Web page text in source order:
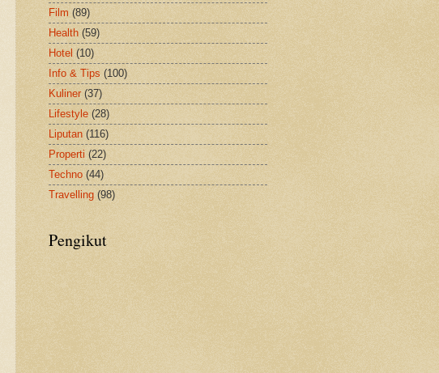
Film (89)
Health (59)
Hotel (10)
Info & Tips (100)
Kuliner (37)
Lifestyle (28)
Liputan (116)
Properti (22)
Techno (44)
Travelling (98)
Pengikut